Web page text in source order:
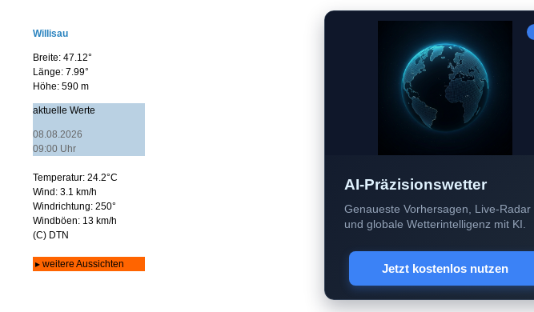
AI-Präzisionswetter
Genaueste Vorhersagen, Live-Radar
und globale Wetterintelligenz mit KI.
Jetzt kostenlos nutzen